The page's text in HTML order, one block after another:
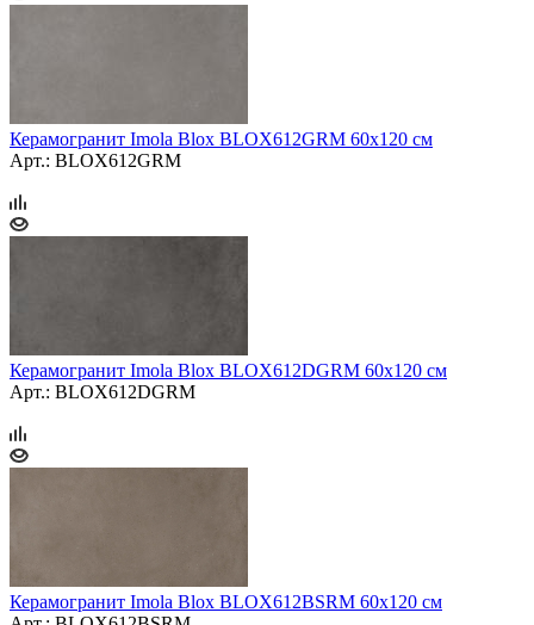
Керамогранит Imola Blox BLOX612GRM 60x120 см
Арт.: BLOX612GRM
Керамогранит Imola Blox BLOX612DGRM 60x120 см
Арт.: BLOX612DGRM
Керамогранит Imola Blox BLOX612BSRM 60x120 см